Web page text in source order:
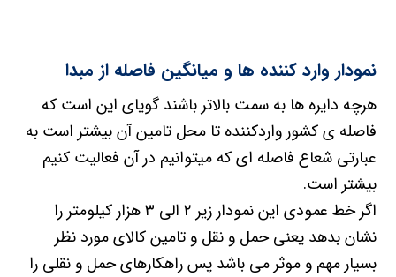
نمودار وارد کننده ها و میانگین فاصله از مبدا
هرچه دایره ها به سمت بالاتر باشند گویای این است که
فاصله ی کشور واردکننده تا محل تامین آن بیشتر است به
عبارتی شعاع فاصله ای که میتوانیم در آن فعالیت کنیم
بیشتر است.
اگر خط عمودی این نمودار زیر ۲ الی ۳ هزار کیلومتر را
نشان بدهد یعنی حمل و نقل و تامین کالای مورد نظر
بسیار مهم و موثر می باشد پس راهکارهای حمل و نقلی را